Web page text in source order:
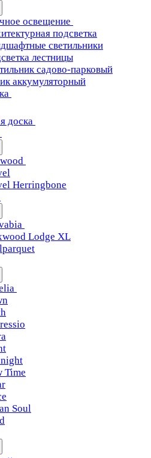
освещение
подсветка
светильники
лестницы
садово-парковый
аккумуляторный
доска
Herringbone
Lodge XL
Time
Soul